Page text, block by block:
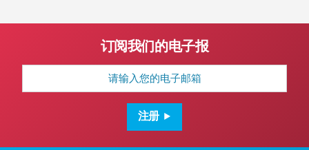
订阅我们的电子报
电
邮
注册